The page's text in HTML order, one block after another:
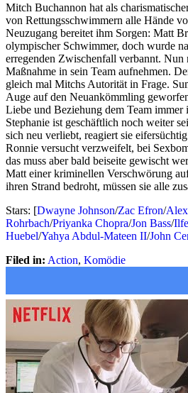
Mitch Buchannon hat als
von Rettungsschwimmern alle Hände
Neuzugang bereitet ihm Sorgen: Matt
olympischer Schwimmer, doch wurde
erregenden Zwischenfall verbannt.
Maßnahme in sein Team aufnehmen.
gleich mal Mitchs Autorität in Frage.
Auge auf den Neuankömmling
Liebe und Beziehung dem Team
Stephanie ist geschäftlich noch weiter
sich neu verliebt, reagiert sie
Ronnie versucht verzweifelt, bei
das muss aber bald beiseite gewischt
Matt einer kriminellen Verschwörung
ihren Strand bedroht, müssen sie alle
Stars: [Dwayne Johnson/Zac Efron/
Rohrbach/Priyanka Chopra/Jon Bass/
Huebel/Yahya Abdul-Mateen II/John
Filed in: Action, Komödie